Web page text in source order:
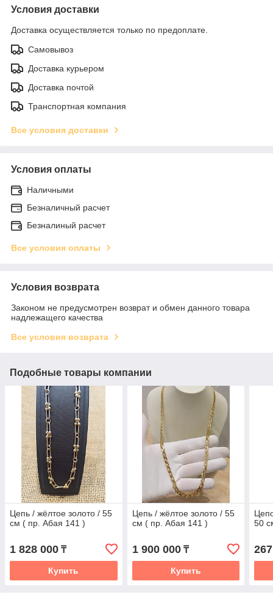
Условия доставки
Доставка осуществляется только по предоплате.
Самовывоз
Доставка курьером
Доставка почтой
Транспортная компания
Все условия доставки
Условия оплаты
Наличными
Безналичный расчет
Безналиный расчет
Все условия оплаты
Условия возврата
Законом не предусмотрен возврат и обмен данного товара
надлежащего качества
Все условия возврата
Подобные товары компании
Цепь / жёлтое золото / 55
см ( пр. Абая 141 )
1 828 000 ₸
Купить
Цепь / жёлтое золото / 55
см ( пр. Абая 141 )
1 900 000₸
Купить
50